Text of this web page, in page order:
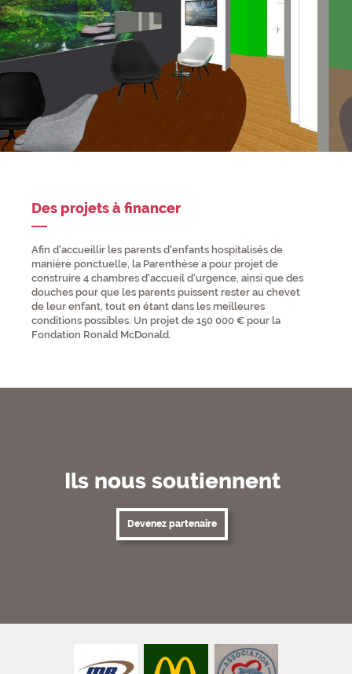
Des projets à financer
Afin d'accueillir les parents d'enfants hospitalisés de
manière ponctuelle, la Parenthèse a pour projet de
construire 4 chambres d'accueil d'urgence, ainsi que des
douches pour que les parents puissent rester au chevet
de leur enfant, tout en étant dans les meilleures
conditions possibles. Un projet de 150 000 € pour la
Fondation Ronald McDonald.
Ils nous soutiennent
Devenez partenaire